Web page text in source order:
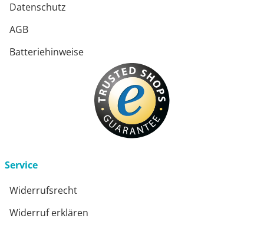
Datenschutz
AGB
Batteriehinweise
Service
Widerrufsrecht
Widerruf erklären